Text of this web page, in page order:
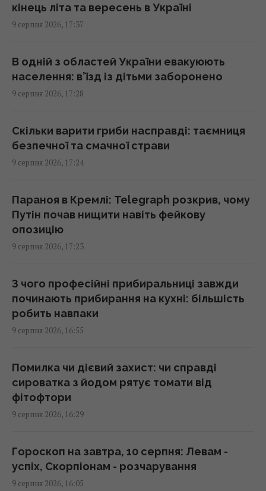
Метеозалежність – це не міф: лікарка
людей
16:56 неділя, 09 серпня 2026
причина була далеко не королівською
16:42 неділя, 09 серпня 2026
проблеми для економіки РФ: у WSJ
розкрили деталі
16:36 неділя, 09 серпня 2026
сном: для чого це потрібно
16:26 неділя, 09 серпня 2026
Удосконалені "Герані" ворога: експерт
16:09 неділя, 09 серпня 2026
Надто товсте утеплення будинку може
виявитися марною витратою грошей
Росіяни створили кілька нових зон
контролю поблизу кордону з Україною, -
кінець літа та вересень в Україні
9 серпня 2026, 17:37
В одній з областей України евакуюють
населення: в’їзд із дітьми заборонено
9 серпня 2026, 17:28
Скільки варити гриби насправді: таємниця
безпечної та смачної страви
9 серпня 2026, 17:24
Параноя в Кремлі: Telegraph розкрив, чому
Путін почав нищити навіть фейкову
опозицію
9 серпня 2026, 17:23
З чого професійні прибиральниці завжди
починають прибирання на кухні: більшість
робить навпаки
9 серпня 2026, 16:55
Помилка чи дієвий захист: чи справді
сироватка з йодом рятує томати від
фітофтори
9 серпня 2026, 16:29
Гороскоп на завтра, 10 серпня: Левам -
успіх, Скорпіонам - розчарування
9 серпня 2026, 16:05